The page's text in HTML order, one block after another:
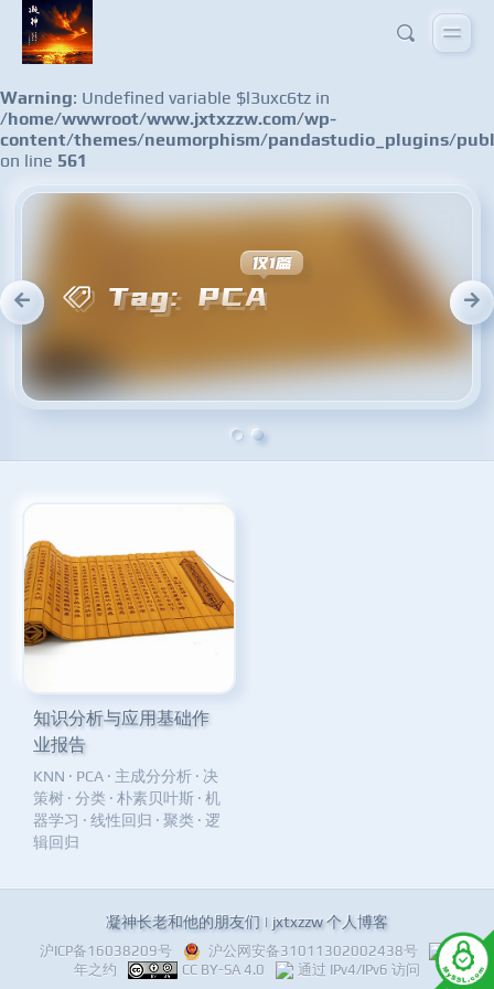
Warning: Undefined variable $l3uxc6tz in
/home/wwwroot/www.jxtxzzw.com/wp-
content/themes/neumorphism/pandastudio_plugins/
on line 561
知识分析与应用基础作
业报告
KNN · PCA · 主成分分析 · 决
策树 · 分类 · 朴素贝叶斯 · 机
器学习 · 线性回归 · 聚类 · 逻
辑回归
凝神长老和他的朋友们 | jxtxzzw 个人博客
沪ICP备16038209号 沪公网安备31011302002438号
十
年之约
CC BY-SA 4.0 通过 IPv4/IPv6 访问